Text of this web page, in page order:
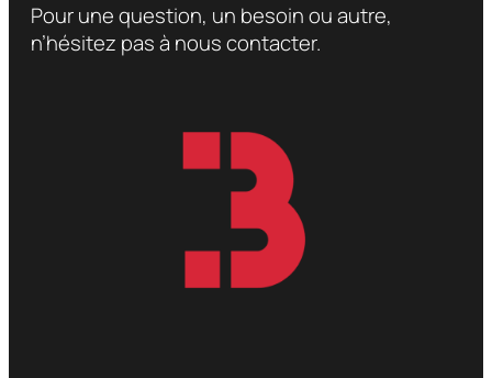
Pour une question, un besoin ou autre,
n’hésitez pas à nous contacter.